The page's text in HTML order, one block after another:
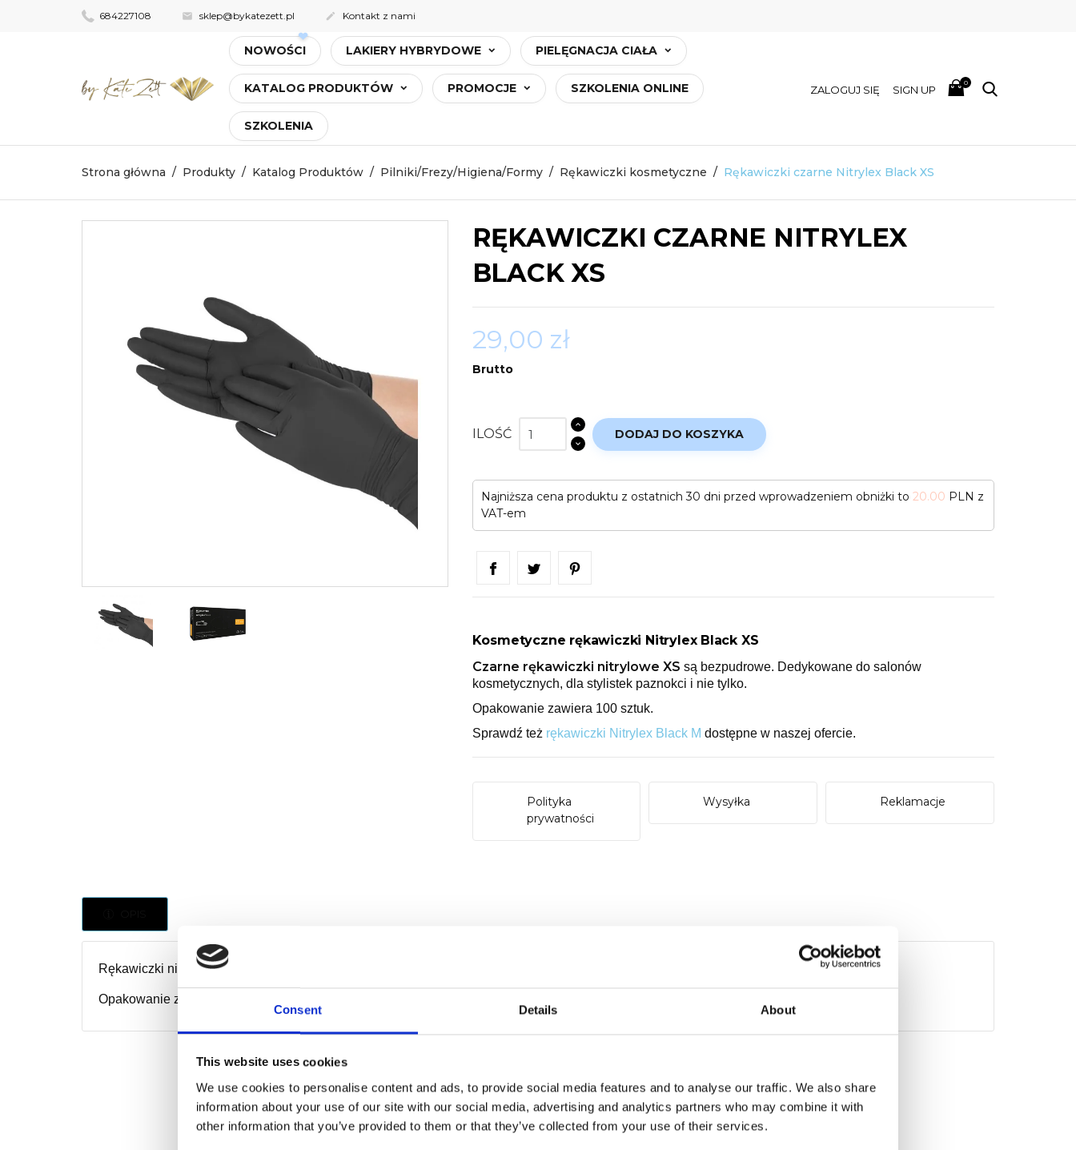
Consent Details About
This website uses cookies
We use cookies to personalise content and ads, to provide social media features and to analyse our traffic. We also share
information about your use of our site with our social media, advertising and analytics partners who may combine it with
other information that you’ve provided to them or that they’ve collected from your use of their services.
684227108  sklep@bykatezett.pl  Kontakt z nami
NOWOŚCI LAKIERY HYBRYDOWE PIELĘGNACJA CIAŁA
KATALOG PRODUKTÓW PROMOCJE SZKOLENIA ONLINE
SZKOLENIA
ZALOGUJ SIĘ SIGN UP
0
Strona główna Produkty Katalog Produktów Pilniki/Frezy/Higiena/Formy Rękawiczki kosmetyczne Rękawiczki czarne Nitrylex Black XS
RĘKAWICZKI CZARNE NITRYLEX
BLACK XS
29,00 zł
Brutto
ILOŚĆ DODAJ DO KOSZYKA
Najniższa cena produktu z ostatnich 30 dni przed wprowadzeniem obniżki to 20.00 PLN z
VAT-em
Kosmetyczne rękawiczki Nitrylex Black XS
Czarne rękawiczki nitrylowe XS są bezpudrowe. Dedykowane do salonów
kosmetycznych, dla stylistek paznokci i nie tylko.
Opakowanie zawiera 100 sztuk.
Sprawdź też rękawiczki Nitrylex Black M dostępne w naszej ofercie.
Polityka
prywatności
Wysyłka Reklamacje
Rękawiczki nitrylowe, bezpudrowe w kolorze czarnym.
Opakowanie zawiera 100 sztuk.
4 INNYCH PRODUKTÓW W TEJ SAMEJ KATEGORII: